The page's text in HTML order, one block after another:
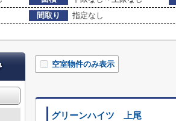
間取り
指定なし
空室物件のみ表示
グリーンハイツ 上尾